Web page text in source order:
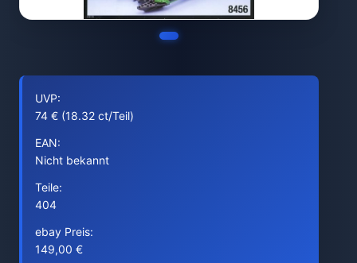
UVP:
74 € (18.32 ct/Teil)
EAN:
Nicht bekannt
Teile:
404
ebay Preis:
149,00 €